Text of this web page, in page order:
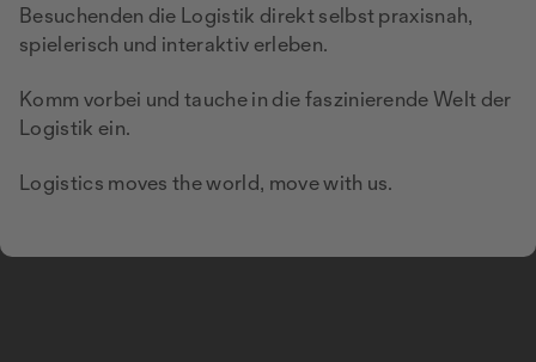
Besuchenden die Logistik direkt selbst praxisnah,
spielerisch und interaktiv erleben.
Komm vorbei und tauche in die faszinierende Welt der
Logistik ein.
Logistics moves the world, move with us.